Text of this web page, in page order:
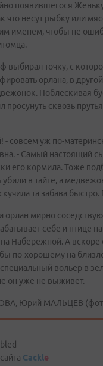
появившегося
что несут рыбку или
именем, чтобы не
выбирал точку, с
орлана, в
Поблескивая
просунуть сквозь
- совсем уж по-
- Самый настоящий
его кормила. Тоже
в тайге, а
та забава
орлан мирно
себе и птице
Набережной. А вскоре
бы по-хорошему на
вольер в
он уже не выживет.
Юрий МАЛЬЦЕВ
Cackle